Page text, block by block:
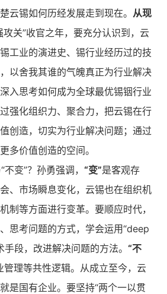
云锡如何历经发展走到现在。 从现
攻关”收官之年，要充分认识到，云
工业的演进史、锡行业经历过的技
以舍我其谁的气魄真正为行业解决
入思考如何成为全球最优锡铟行业
强化组织力、聚合力，把云锡在行
创造，切实为行业解决问题；通过
多价值创造的空间。
不变”？孙勇强调， “变”是客观存
、市场瞬息变化，云锡也在组织机
制等方面进行变革。要顺应时代，
思考问题的方式，学会运用“deep
手段，改进解决问题的方法。“不
管理等共性逻辑。从成立至今，云
是国有企业。要坚持“两个一以贯